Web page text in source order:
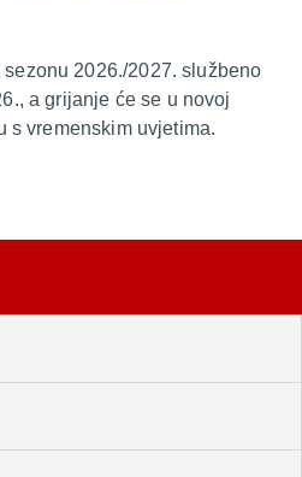
2026./2027. službeno
a grijanje će se u novoj
s vremenskim uvjetima.